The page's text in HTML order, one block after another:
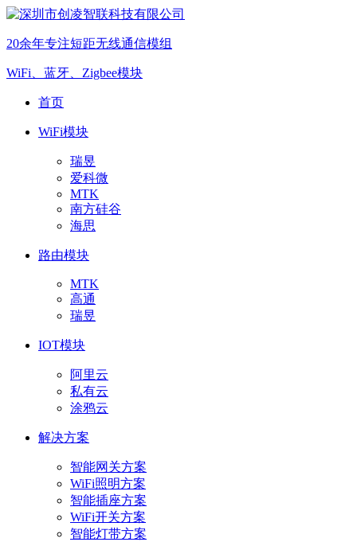
20余年专注短距无线通信模组
WiFi、蓝牙、Zigbee模块
首页
WiFi模块
瑞昱
爱科微
MTK
南方硅谷
海思
路由模块
MTK
高通
瑞昱
IOT模块
阿里云
私有云
涂鸦云
解决方案
智能网关方案
WiFi照明方案
智能插座方案
WiFi开关方案
智能灯带方案